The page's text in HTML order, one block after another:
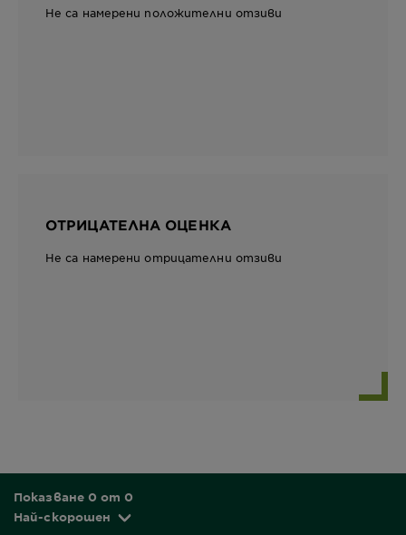
Не са намерени положителни отзиви
ОТРИЦАТЕЛНА ОЦЕНКА
Не са намерени отрицателни отзиви
Показване 0 от 0
Най-скорошен